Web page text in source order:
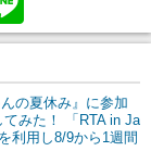
の夏休み』に参加
みた！ 「RTA in Ja
利用し8/9から1週間